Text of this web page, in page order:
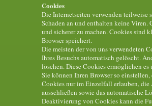
Cookies
Die Internetseiten verwenden teilweise
Schaden an und enthalten keine
und sicherer zu machen. Cookies sind
Browser speichert.
Die meisten der von uns verwendeten
Ihres Besuchs automatisch gelöscht.
löschen. Diese Cookies ermöglichen
Sie können Ihren Browser so
Cookies nur im Einzelfall erlauben, die
ausschließen sowie das automatische
Deaktivierung von Cookies kann die